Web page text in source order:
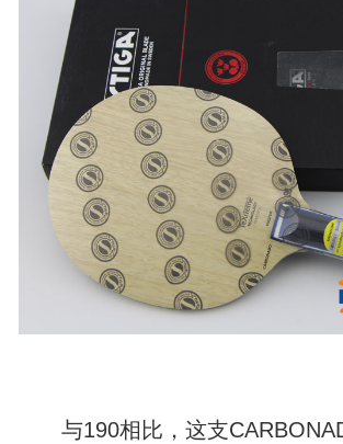
与190相比，这支